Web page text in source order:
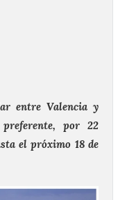
entre Valencia y
por 22
el próximo 18 de